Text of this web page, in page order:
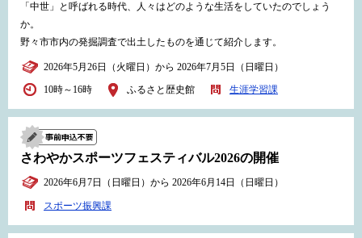
「中世」と呼ばれる時代、人々はどのような生活をしていたのでしょう
か。
野々市市内の発掘調査で出土したものを通じて紹介します。
2026年5月26日（火曜日）から 2026年7月5日（日曜日）
10時～16時 ふるさと歴史館 生涯学習課
さわやかスポーツフェスティバル2026の開催
2026年6月7日（日曜日）から 2026年6月14日（日曜日）
スポーツ振興課